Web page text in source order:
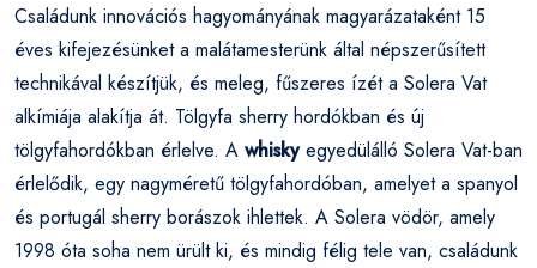
Családunk innovációs hagyományának magyarázataként 15
éves kifejezésünket a malátamesterünk által népszerűsített
technikával készítjük, és meleg, fűszeres ízét a Solera Vat
alkímiája alakítja át. Tölgyfa sherry hordókban és új
tölgyfahordókban érlelve. A whiskyegyedülálló Solera Vat-ban
érlelődik, egy nagyméretű tölgyfahordóban, amelyet a spanyol
és portugál sherry borászok ihlettek. A Solera vödör, amely
1998 óta soha nem ürült ki, és mindig félig tele van, családunk